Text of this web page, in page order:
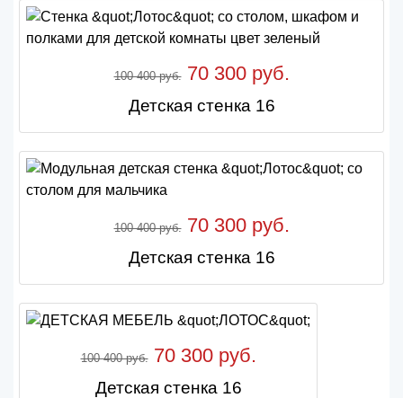
100 400 руб.70 300 руб.
Детская стенка 16
100 400 руб.70 300 руб.
Детская стенка 16
100 400 руб.70 300 руб.
Детская стенка 16